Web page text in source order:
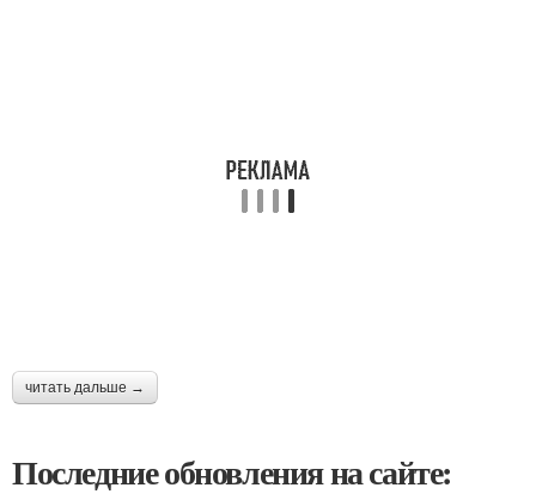
читать дальше →
Последние обновления на сайте: